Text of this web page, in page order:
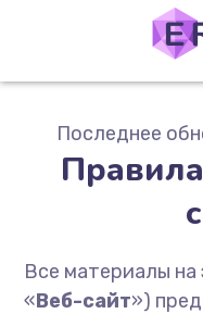
Последнее
Все материалы на
«Веб-сайт»)